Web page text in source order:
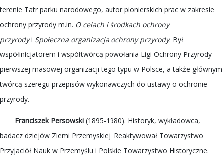
terenie Tatr parku narodowego, autor pionierskich prac w zakresie
ochrony przyrody m.in. O celach i środkach ochrony
przyrodyi Społeczna organizacja ochrony przyrody. Był
współinicjatorem i współtwórcą powołania Ligi Ochrony Przyrody –
pierwszej masowej organizacji tego typu w Polsce, a także głównym
twórcą szeregu przepisów wykonawczych do ustawy o ochronie
przyrody.
Franciszek Persowski (1895-1980). Historyk, wykładowca,
badacz dziejów Ziemi Przemyskiej. Reaktywował Towarzystwo
Przyjaciół Nauk w Przemyślu i Polskie Towarzystwo Historyczne.